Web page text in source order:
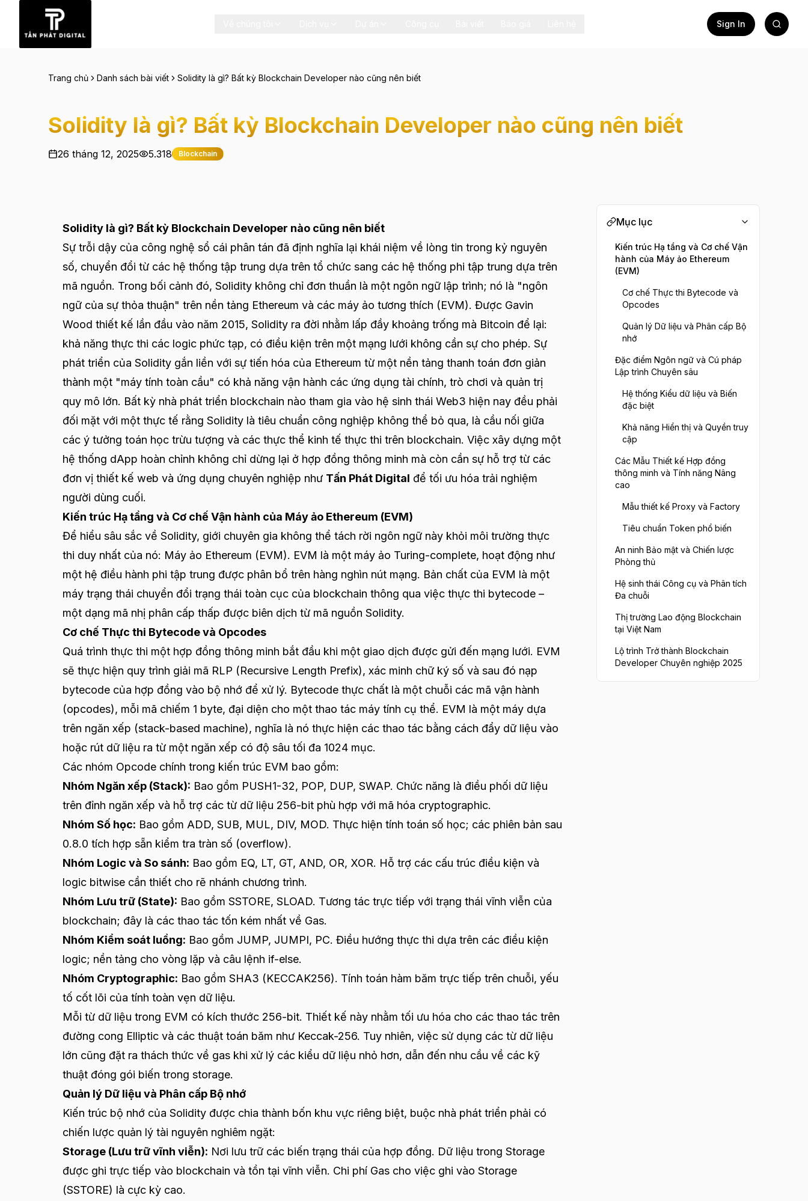
Sign In
Trang chủ Danh sách bài viết Solidity là gì? Bất kỳ Blockchain Developer nào cũng nên biết
Solidity là gì? Bất kỳ Blockchain Developer nào cũng nên biết
26 tháng 12, 2025 5.318 Blockchain
Solidity là gì? Bất kỳ Blockchain Developer nào cũng nên biết
Sự trỗi dậy của công nghệ sổ cái phân tán đã định nghĩa lại khái niệm về lòng tin trong kỷ nguyên
số, chuyển đổi từ các hệ thống tập trung dựa trên tổ chức sang các hệ thống phi tập trung dựa trên
mã nguồn. Trong bối cảnh đó, Solidity không chỉ đơn thuần là một ngôn ngữ lập trình; nó là "ngôn
ngữ của sự thỏa thuận" trên nền tảng Ethereum và các máy ảo tương thích (EVM). Được Gavin
Wood thiết kế lần đầu vào năm 2015, Solidity ra đời nhằm lấp đầy khoảng trống mà Bitcoin để lại:
khả năng thực thi các logic phức tạp, có điều kiện trên một mạng lưới không cần sự cho phép. Sự
phát triển của Solidity gắn liền với sự tiến hóa của Ethereum từ một nền tảng thanh toán đơn giản
thành một "máy tính toàn cầu" có khả năng vận hành các ứng dụng tài chính, trò chơi và quản trị
quy mô lớn. Bất kỳ nhà phát triển blockchain nào tham gia vào hệ sinh thái Web3 hiện nay đều phải
đối mặt với một thực tế rằng Solidity là tiêu chuẩn công nghiệp không thể bỏ qua, là cầu nối giữa
các ý tưởng toán học trừu tượng và các thực thể kinh tế thực thi trên blockchain. Việc xây dựng một
hệ thống dApp hoàn chỉnh không chỉ dừng lại ở hợp đồng thông minh mà còn cần sự hỗ trợ từ các
đơn vị thiết kế web và ứng dụng chuyên nghiệp như Tấn Phát Digital để tối ưu hóa trải nghiệm
người dùng cuối.
Kiến trúc Hạ tầng và Cơ chế Vận hành của Máy ảo Ethereum (EVM)
Để hiểu sâu sắc về Solidity, giới chuyên gia không thể tách rời ngôn ngữ này khỏi môi trường thực
thi duy nhất của nó: Máy ảo Ethereum (EVM). EVM là một máy ảo Turing-complete, hoạt động như
một hệ điều hành phi tập trung được phân bổ trên hàng nghìn nút mạng. Bản chất của EVM là một
máy trạng thái chuyển đổi trạng thái toàn cục của blockchain thông qua việc thực thi bytecode –
một dạng mã nhị phân cấp thấp được biên dịch từ mã nguồn Solidity.
Cơ chế Thực thi Bytecode và Opcodes
Quá trình thực thi một hợp đồng thông minh bắt đầu khi một giao dịch được gửi đến mạng lưới. EVM
sẽ thực hiện quy trình giải mã RLP (Recursive Length Prefix), xác minh chữ ký số và sau đó nạp
bytecode của hợp đồng vào bộ nhớ để xử lý. Bytecode thực chất là một chuỗi các mã vận hành
(opcodes), mỗi mã chiếm 1 byte, đại diện cho một thao tác máy tính cụ thể. EVM là một máy dựa
trên ngăn xếp (stack-based machine), nghĩa là nó thực hiện các thao tác bằng cách đẩy dữ liệu vào
hoặc rút dữ liệu ra từ một ngăn xếp có độ sâu tối đa 1024 mục.
Các nhóm Opcode chính trong kiến trúc EVM bao gồm:
Nhóm Ngăn xếp (Stack): Bao gồm PUSH1-32, POP, DUP, SWAP. Chức năng là điều phối dữ liệu
trên đỉnh ngăn xếp và hỗ trợ các từ dữ liệu 256-bit phù hợp với mã hóa cryptographic.
Nhóm Số học: Bao gồm ADD, SUB, MUL, DIV, MOD. Thực hiện tính toán số học; các phiên bản sau
0.8.0 tích hợp sẵn kiểm tra tràn số (overflow).
Nhóm Logic và So sánh: Bao gồm EQ, LT, GT, AND, OR, XOR. Hỗ trợ các cấu trúc điều kiện và
logic bitwise cần thiết cho rẽ nhánh chương trình.
Nhóm Lưu trữ (State): Bao gồm SSTORE, SLOAD. Tương tác trực tiếp với trạng thái vĩnh viễn của
blockchain; đây là các thao tác tốn kém nhất về Gas.
Nhóm Kiểm soát luồng: Bao gồm JUMP, JUMPI, PC. Điều hướng thực thi dựa trên các điều kiện
logic; nền tảng cho vòng lặp và câu lệnh if-else.
Nhóm Cryptographic: Bao gồm SHA3 (KECCAK256). Tính toán hàm băm trực tiếp trên chuỗi, yếu
tố cốt lõi của tính toàn vẹn dữ liệu.
Mỗi từ dữ liệu trong EVM có kích thước 256-bit. Thiết kế này nhằm tối ưu hóa cho các thao tác trên
đường cong Elliptic và các thuật toán băm như Keccak-256. Tuy nhiên, việc sử dụng các từ dữ liệu
lớn cũng đặt ra thách thức về gas khi xử lý các kiểu dữ liệu nhỏ hơn, dẫn đến nhu cầu về các kỹ
thuật đóng gói biến trong storage.
Quản lý Dữ liệu và Phân cấp Bộ nhớ
Kiến trúc bộ nhớ của Solidity được chia thành bốn khu vực riêng biệt, buộc nhà phát triển phải có
chiến lược quản lý tài nguyên nghiêm ngặt:
Storage (Lưu trữ vĩnh viễn): Nơi lưu trữ các biến trạng thái của hợp đồng. Dữ liệu trong Storage
được ghi trực tiếp vào blockchain và tồn tại vĩnh viễn. Chi phí Gas cho việc ghi vào Storage
(SSTORE) là cực kỳ cao.
Mục lục
Kiến trúc Hạ tầng và Cơ chế Vận
hành của Máy ảo Ethereum
(EVM)
Cơ chế Thực thi Bytecode và
Opcodes
Quản lý Dữ liệu và Phân cấp Bộ
nhớ
Đặc điểm Ngôn ngữ và Cú pháp
Lập trình Chuyên sâu
Hệ thống Kiểu dữ liệu và Biến
đặc biệt
Khả năng Hiển thị và Quyền truy
cập
Các Mẫu Thiết kế Hợp đồng
thông minh và Tính năng Nâng
cao
Mẫu thiết kế Proxy và Factory
Tiêu chuẩn Token phổ biến
An ninh Bảo mật và Chiến lược
Phòng thủ
Hệ sinh thái Công cụ và Phân tích
Đa chuỗi
Thị trường Lao động Blockchain
tại Việt Nam
Lộ trình Trở thành Blockchain
Developer Chuyên nghiệp 2025